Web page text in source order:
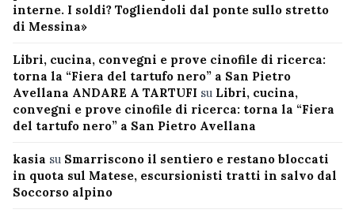
interne. I soldi? Togliendoli dal ponte sullo stretto
di Messina»
Libri, cucina, convegni e prove cinofile di ricerca:
torna la “Fiera del tartufo nero” a San Pietro
Avellana ANDARE A TARTUFI su Libri, cucina,
convegni e prove cinofile di ricerca: torna la “Fiera
del tartufo nero” a San Pietro Avellana
kasia su Smarriscono il sentiero e restano bloccati
in quota sul Matese, escursionisti tratti in salvo dal
Soccorso alpino